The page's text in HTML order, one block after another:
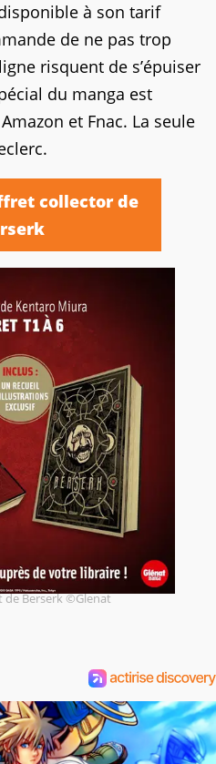
à son tarif
de ne pas trop
risquent de s’épuiser
du manga est
et Fnac. La seule
collector de
Berserk ©Glenat